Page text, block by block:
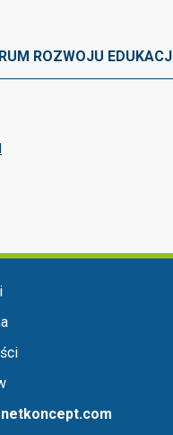
ROZWOJU EDUKACJI
netkoncept.com